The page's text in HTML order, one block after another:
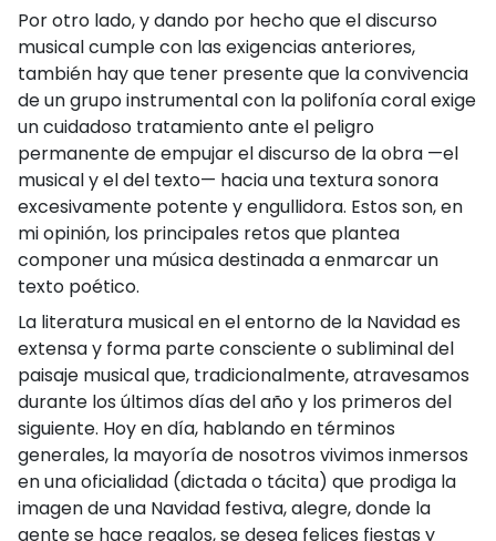
Por otro lado, y dando por hecho que el discurso
musical cumple con las exigencias anteriores,
también hay que tener presente que la convivencia
de un grupo instrumental con la polifonía coral exige
un cuidadoso tratamiento ante el peligro
permanente de empujar el discurso de la obra —el
musical y el del texto— hacia una textura sonora
excesivamente potente y engullidora. Estos son, en
mi opinión, los principales retos que plantea
componer una música destinada a enmarcar un
texto poético.
La literatura musical en el entorno de la Navidad es
extensa y forma parte consciente o subliminal del
paisaje musical que, tradicionalmente, atravesamos
durante los últimos días del año y los primeros del
siguiente. Hoy en día, hablando en términos
generales, la mayoría de nosotros vivimos inmersos
en una oficialidad (dictada o tácita) que prodiga la
imagen de una Navidad festiva, alegre, donde la
gente se hace regalos, se desea felices fiestas y